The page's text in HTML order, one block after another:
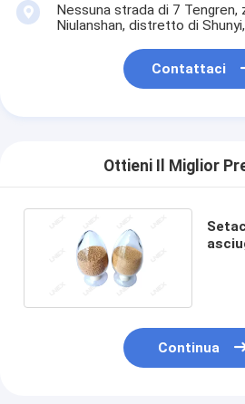
Nessuna strada di 7 Tengren,
Niulanshan, distretto di
Contattaci
Ottieni Il Miglior
Continua